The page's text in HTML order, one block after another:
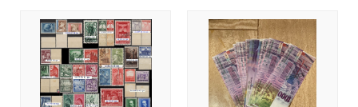
долларах или евро, по коммерческому курсу
Национального банка Украины.
На нашейдоске бесплатных объявлений Addnew.biz
151 категория в 106 странах мира.